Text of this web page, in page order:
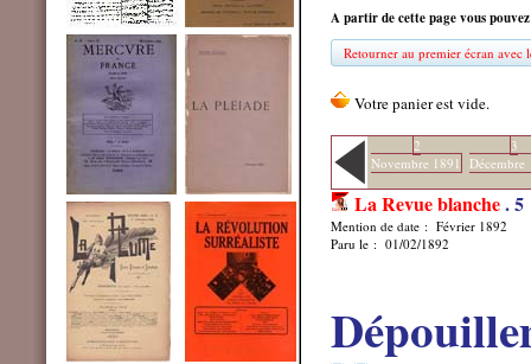
A partir de cette page vous
Retourner au premier écran avec
2
Novembre 1891
3
Décembre
La Revue blanche.5
Mention de date : Février 1892
Paru le : 01/02/1892